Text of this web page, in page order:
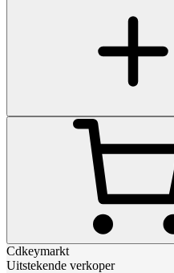
Cdkeymarkt
Uitstekende verkoper